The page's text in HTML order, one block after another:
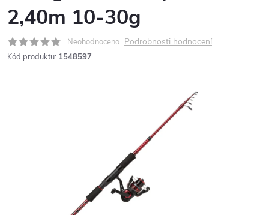
2,40m 10-30g
Neohodnoceno Podrobnosti hodnocení
Kód produktu: 1548597